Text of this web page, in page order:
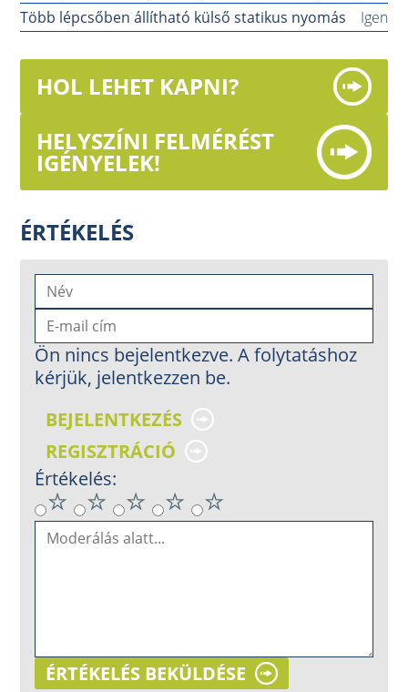
Több lépcsőben állítható külső statikus nyomás
Igen
HOL LEHET KAPNI?
HELYSZÍNI FELMÉRÉST
IGÉNYELEK!
ÉRTÉKELÉS
Ön nincs bejelentkezve. A folytatáshoz
kérjük, jelentkezzen be.
BEJELENTKEZÉS
REGISZTRÁCIÓ
Értékelés:
ÉRTÉKELÉS BEKÜLDÉSE